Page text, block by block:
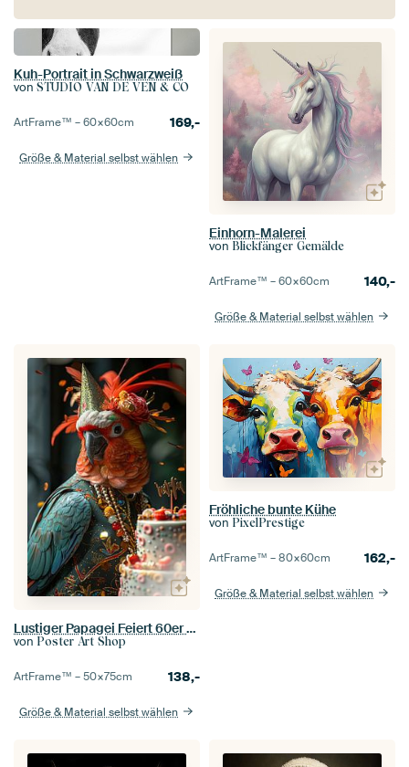
Kuh-Portrait in Schwarzweiß
von STUDIO VAN DE VEN & CO
ArtFrame™ –60×60cm 169,-
Größe & Material selbst wählen
Einhorn-Malerei
von Blickfänger Gemälde
ArtFrame™ –60×60cm 140,-
Größe & Material selbst wählen
Lustiger Papagei Feiert 60er 70er Disco Geburtstag
von Poster Art Shop
ArtFrame™ –50×75cm 138,-
Größe & Material selbst wählen
Fröhliche bunte Kühe
von PixelPrestige
ArtFrame™ –80×60cm 162,-
Größe & Material selbst wählen